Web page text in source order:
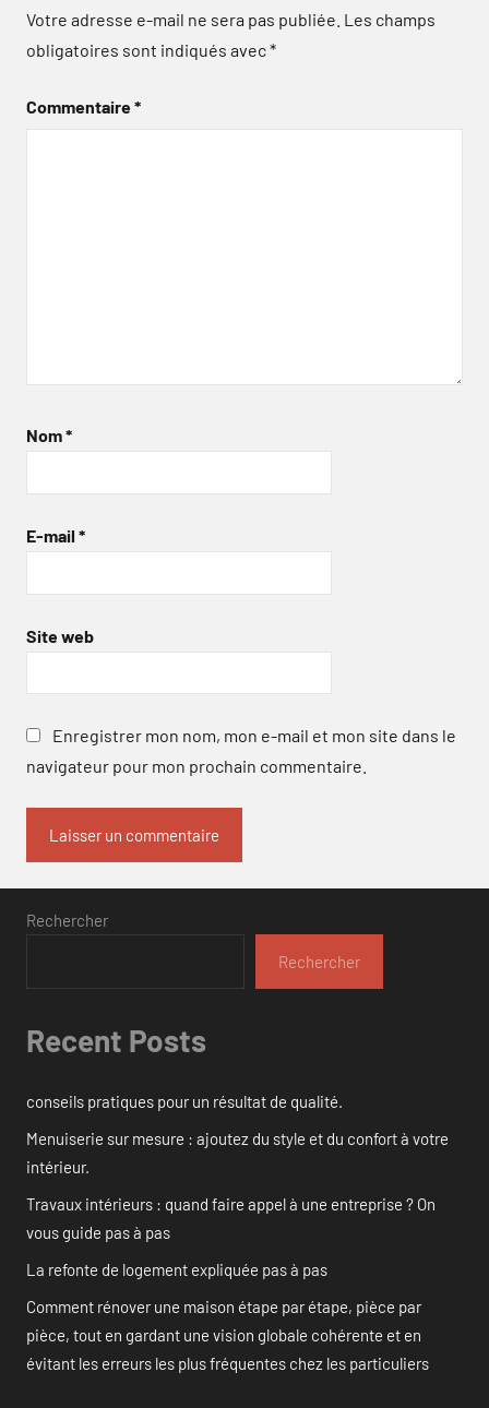
Votre adresse e-mail ne sera pas publiée. Les champs
obligatoires sont indiqués avec*
Commentaire*
Nom*
E-mail *
Site web
Enregistrer mon nom, mon e-mail et mon site dans le
navigateur pour mon prochain commentaire.
Rechercher
Rechercher
Recent Posts
conseils pratiques pour un résultat de qualité.
Menuiserie sur mesure : ajoutez du style et du confort à votre
intérieur.
Travaux intérieurs : quand faire appel à une entreprise ? On
vous guide pas à pas
La refonte de logement expliquée pas à pas
Comment rénover une maison étape par étape, pièce par
pièce, tout en gardant une vision globale cohérente et en
évitant les erreurs les plus fréquentes chez les particuliers